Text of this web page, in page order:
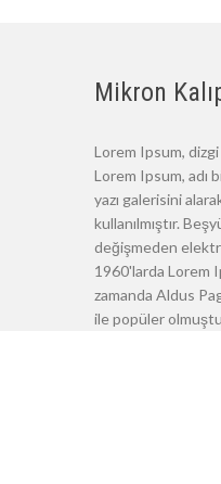
Mikron
Lorem Ipsum, dizgi
Lorem Ipsum, adı
yazı galerisini
kullanılmıştır.
değişmeden
1960'larda Lorem
zamanda Aldus
ile popüler